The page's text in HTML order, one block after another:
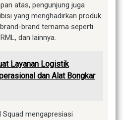
atas, pengunjung juga
yang menghadirkan produk
brand ternama seperti
dan lainnya.
Layanan Logistik
dan Alat Bongkar
mengapresiasi